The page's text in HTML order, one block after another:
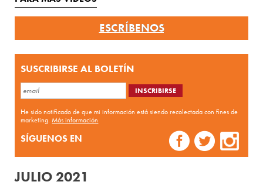
ESCRÍBENOS
SUSCRIBIRSE AL BOLETÍN
He sido notificado de que mi información está siendo recolectada con fines de
marketing.Más información
SÍGUENOS EN
JULIO 2021